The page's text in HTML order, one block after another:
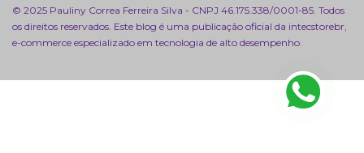
© 2025 Pauliny Correa Ferreira Silva - CNPJ 46.175.338/0001-85. Todos
os direitos reservados. Este blog é uma publicação oficial da intecstorebr,
e-commerce especializado em tecnologia de alto desempenho.